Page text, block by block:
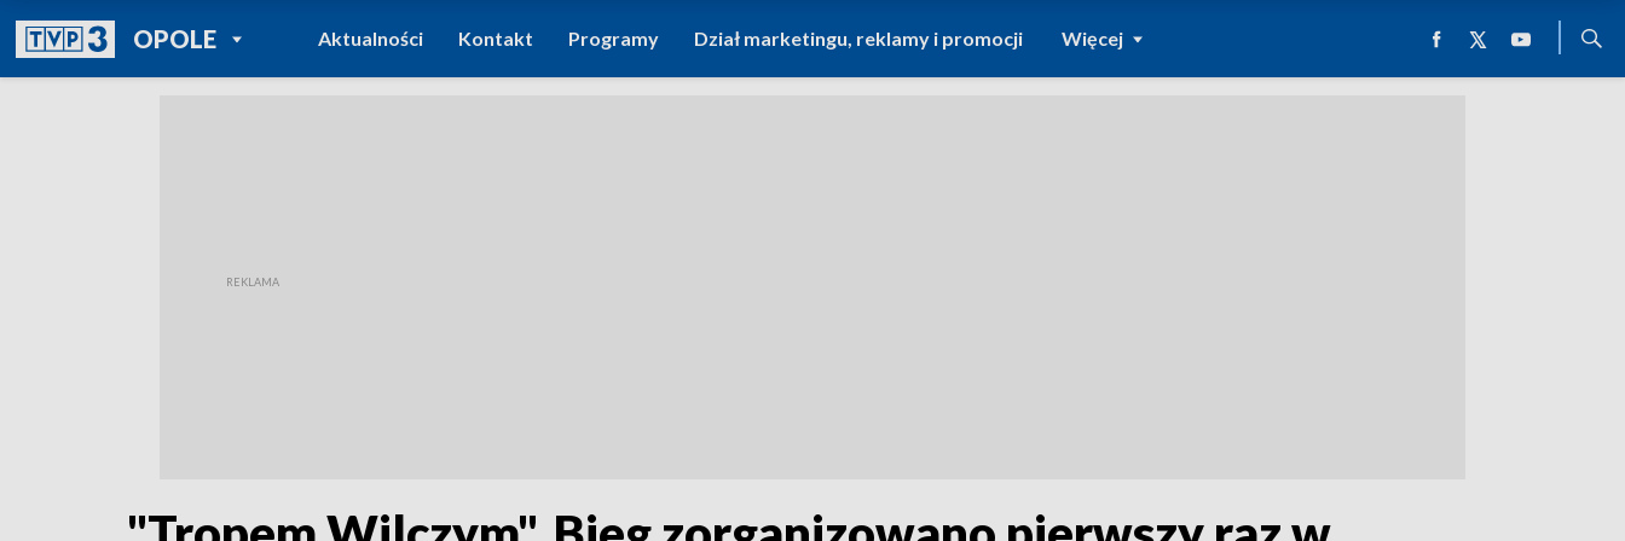
OPOLEPOWRÓT DO
TVP REGIONY
Aktualności Kontakt Programy Dział marketingu, reklamy i promocji Więcej